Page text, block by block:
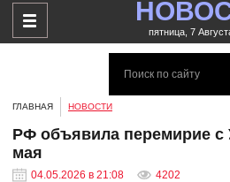
пятница, 7
ГЛАВНАЯ НОВОСТИ
РФ объявила перемирие с
мая
04.05.2026 в 21:08 4202